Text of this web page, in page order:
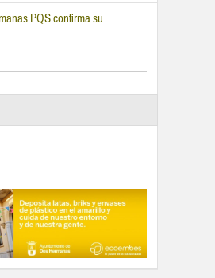
PQS confirma su